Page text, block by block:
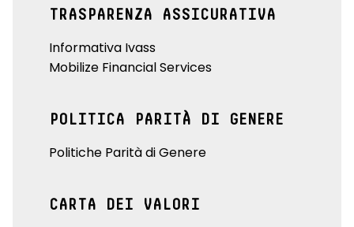
TRASPARENZA ASSICURATIVA
Informativa Ivass
Mobilize Financial Services
POLITICA PARITÀ DI GENERE
Politiche Parità di Genere
CARTA DEI VALORI